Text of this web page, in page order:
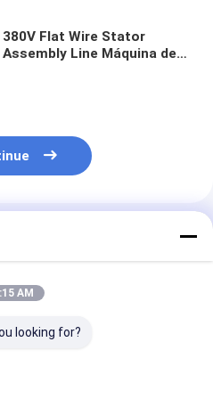
380V Flat Wire Stator
Assembly Line Máquina de
AM
looking for?